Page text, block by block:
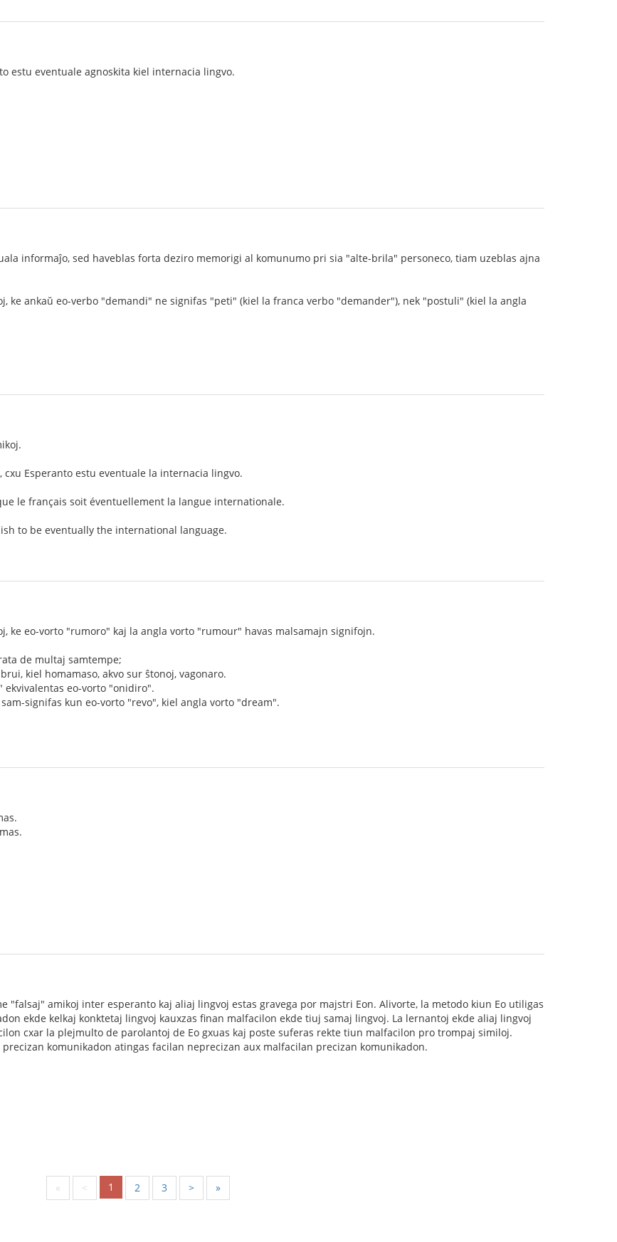
estu eventuale agnoskita kiel internacia lingvo.
informaĵo, sed haveblas forta deziro memorigi al komunumo pri sia "alte-brila" personeco, tiam uzeblas ajna
ke ankaŭ eo-verbo "demandi" ne signifas "peti" (kiel la franca verbo "demander"), nek "postuli" (kiel la angla
cxu Esperanto estu eventuale la internacia lingvo.
le français soit éventuellement la langue internationale.
to be eventually the international language.
ke eo-vorto "rumoro" kaj la angla vorto "rumour" havas malsamajn signifojn.
de multaj samtempe;
kiel homamaso, akvo sur ŝtonoj, vagonaro.
ekvivalentas eo-vorto "onidiro".
signifas kun eo-vorto "revo", kiel angla vorto "dream".
"falsaj" amikoj inter esperanto kaj aliaj lingvoj estas gravega por majstri Eon. Alivorte, la metodo kiun Eo utiligas
ekde kelkaj konktetaj lingvoj kauxzas finan malfacilon ekde tiuj samaj lingvoj. La lernantoj ekde aliaj lingvoj
cxar la plejmulto de parolantoj de Eo gxuas kaj poste suferas rekte tiun malfacilon pro trompaj similoj.
precizan komunikadon atingas facilan neprecizan aux malfacilan precizan komunikadon.
« < 1 2 3 > »